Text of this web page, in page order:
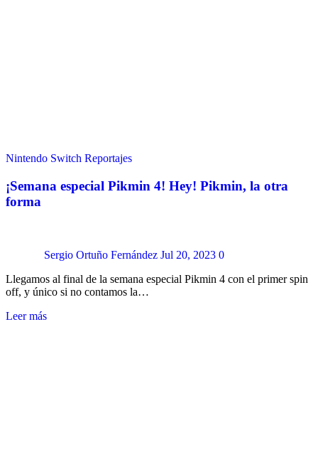
Nintendo Switch Reportajes
¡Semana especial Pikmin 4! Hey! Pikmin, la otra
forma
Sergio Ortuño Fernández Jul 20, 2023 0
Llegamos al final de la semana especial Pikmin 4 con el primer spin
off, y único si no contamos la…
Leer más